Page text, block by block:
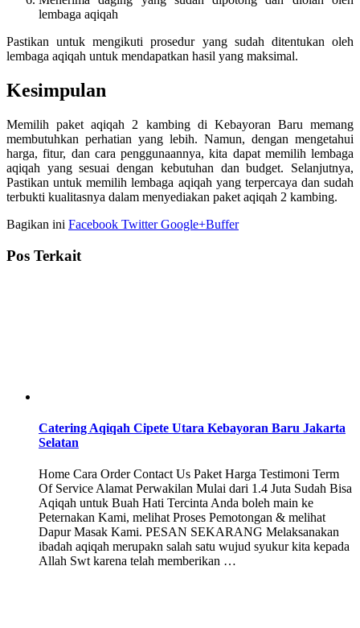
lembaga aqiqah
Pastikan untuk mengikuti prosedur yang sudah ditentukan oleh
lembaga aqiqah untuk mendapatkan hasil yang maksimal.
Kesimpulan
Memilih paket aqiqah 2 kambing di Kebayoran Baru memang
membutuhkan perhatian yang lebih. Namun, dengan mengetahui
harga, fitur, dan cara penggunaannya, kita dapat memilih lembaga
aqiqah yang sesuai dengan kebutuhan dan budget. Selanjutnya,
Pastikan untuk memilih lembaga aqiqah yang terpercaya dan sudah
terbukti kualitasnya dalam menyediakan paket aqiqah 2 kambing.
Bagikan ini Facebook TwitterGoogle+Buffer
Pos Terkait
Catering Aqiqah Cipete Utara Kebayoran Baru Jakarta
Selatan
Home Cara Order Contact Us Paket Harga Testimoni Term
Of Service Alamat Perwakilan Mulai dari 1.4 Juta Sudah Bisa
Aqiqah untuk Buah Hati Tercinta Anda boleh main ke
Peternakan Kami, melihat Proses Pemotongan & melihat
Dapur Masak Kami. PESAN SEKARANG Melaksanakan
ibadah aqiqah merupakn salah satu wujud syukur kita kepada
Allah Swt karena telah memberikan …